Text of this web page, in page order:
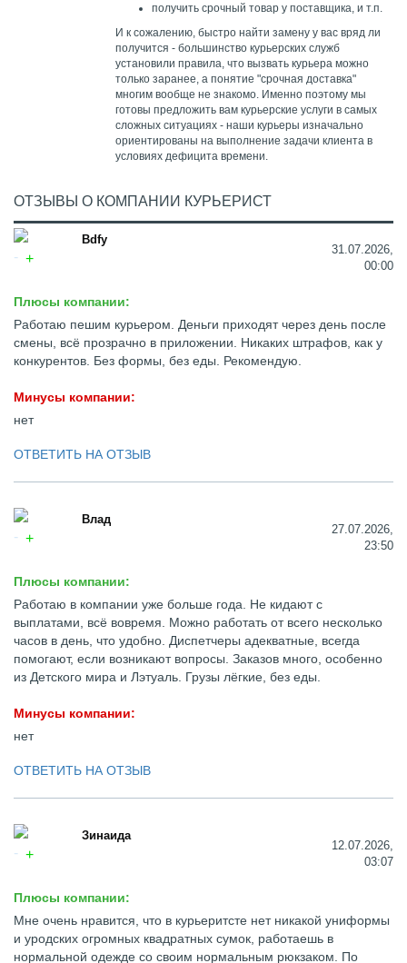
получить срочный товар у поставщика, и т.п.
И к сожалению, быстро найти замену у вас вряд ли
получится - большинство курьерских служб
установили правила, что вызвать курьера можно
только заранее, а понятие "срочная доставка"
многим вообще не знакомо. Именно поэтому мы
готовы предложить вам курьерские услуги в самых
сложных ситуациях - наши курьеры изначально
ориентированы на выполнение задачи клиента в
условиях дефицита времени.
ОТЗЫВЫ О КОМПАНИИ КУРЬЕРИСТ
Bdfy
31.07.2026,
00:00
Плюсы компании:
Работаю пешим курьером. Деньги приходят через день после
смены, всё прозрачно в приложении. Никаких штрафов, как у
конкурентов. Без формы, без еды. Рекомендую.
Минусы компании:
нет
ОТВЕТИТЬ НА ОТЗЫВ
Влад
27.07.2026,
23:50
Плюсы компании:
Работаю в компании уже больше года. Не кидают с
выплатами, всё вовремя. Можно работать от всего несколько
часов в день, что удобно. Диспетчеры адекватные, всегда
помогают, если возникают вопросы. Заказов много, особенно
из Детского мира и Лэтуаль. Грузы лёгкие, без еды.
Минусы компании:
нет
ОТВЕТИТЬ НА ОТЗЫВ
Зинаида
12.07.2026,
03:07
Плюсы компании:
Мне очень нравится, что в курьеритсте нет никакой униформы
и уродских огромных квадратных сумок, работаешь в
нормальной одежде со своим нормальным рюкзаком. По